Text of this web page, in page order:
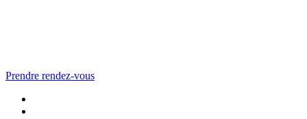
Prendre rendez-vous